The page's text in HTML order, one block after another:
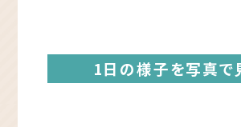
1日の様子を写真で